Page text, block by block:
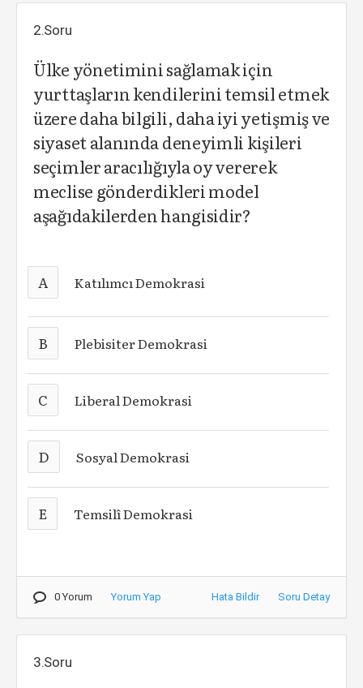
2.Soru
Ülke yönetimini sağlamak için
yurttaşların kendilerini temsil etmek
üzere daha bilgili, daha iyi yetişmiş ve
siyaset alanında deneyimli kişileri
seçimler aracılığıyla oy vererek
meclise gönderdikleri model
aşağıdakilerden hangisidir?
A Katılımcı Demokrasi
B Plebisiter Demokrasi
C Liberal Demokrasi
D Sosyal Demokrasi
E Temsilî Demokrasi
0 Yorum Yorum Yap Hata Bildir Soru Detay
3.Soru